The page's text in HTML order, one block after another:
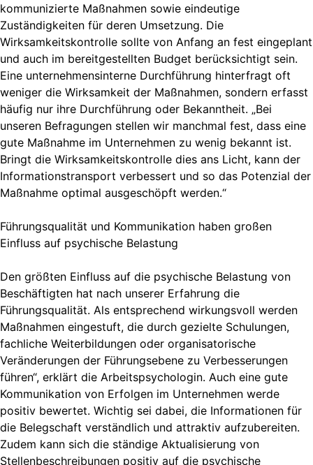
kommunizierte Maßnahmen sowie eindeutige
Zuständigkeiten für deren Umsetzung. Die
Wirksamkeitskontrolle sollte von Anfang an fest eingeplant
und auch im bereitgestellten Budget berücksichtigt sein.
Eine unternehmensinterne Durchführung hinterfragt oft
weniger die Wirksamkeit der Maßnahmen, sondern erfasst
häufig nur ihre Durchführung oder Bekanntheit. „Bei
unseren Befragungen stellen wir manchmal fest, dass eine
gute Maßnahme im Unternehmen zu wenig bekannt ist.
Bringt die Wirksamkeitskontrolle dies ans Licht, kann der
Informationstransport verbessert und so das Potenzial der
Maßnahme optimal ausgeschöpft werden.“
Führungsqualität und Kommunikation haben großen
Einfluss auf psychische Belastung
Den größten Einfluss auf die psychische Belastung von
Beschäftigten hat nach unserer Erfahrung die
Führungsqualität. Als entsprechend wirkungsvoll werden
Maßnahmen eingestuft, die durch gezielte Schulungen,
fachliche Weiterbildungen oder organisatorische
Veränderungen der Führungsebene zu Verbesserungen
führen“, erklärt die Arbeitspsychologin. Auch eine gute
Kommunikation von Erfolgen im Unternehmen werde
positiv bewertet. Wichtig sei dabei, die Informationen für
die Belegschaft verständlich und attraktiv aufzubereiten.
Zudem kann sich die ständige Aktualisierung von
Stellenbeschreibungen positiv auf die psychische